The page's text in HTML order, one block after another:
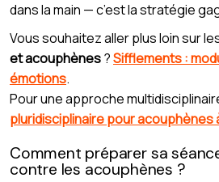
dans la main — c’est la stratégie
Vous souhaitez aller plus loin sur
et acouphènes?Sifflements :
émotions.
Pour une approche
pluridisciplinaire pour acouphènes
Comment préparer sa
contre les acouphènes ?